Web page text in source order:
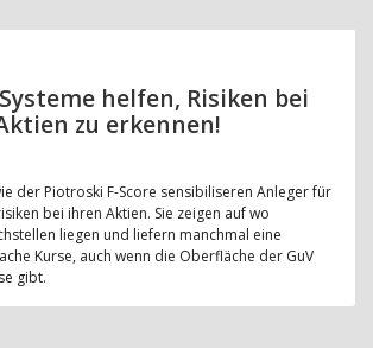
helfen, Risiken bei
zu erkennen!
der Piotroski F-Score sensibiliseren Anleger für
bei ihren Aktien. Sie zeigen auf wo
liegen und liefern manchmal eine
Kurse, auch wenn die Oberfläche der GuV
gibt.